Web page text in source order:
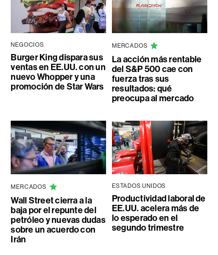
NEGOCIOS
Burger King dispara sus
ventas en EE.UU. con un
nuevo Whopper y una
promoción de Star Wars
MERCADOS
La acción más rentable
del S&P 500 cae con
fuerza tras sus
resultados: qué
preocupa al mercado
MERCADOS
Wall Street cierra a la
baja por el repunte del
petróleo y nuevas dudas
sobre un acuerdo con
Irán
ESTADOS UNIDOS
Productividad laboral de
EE.UU. acelera más de
lo esperado en el
segundo trimestre